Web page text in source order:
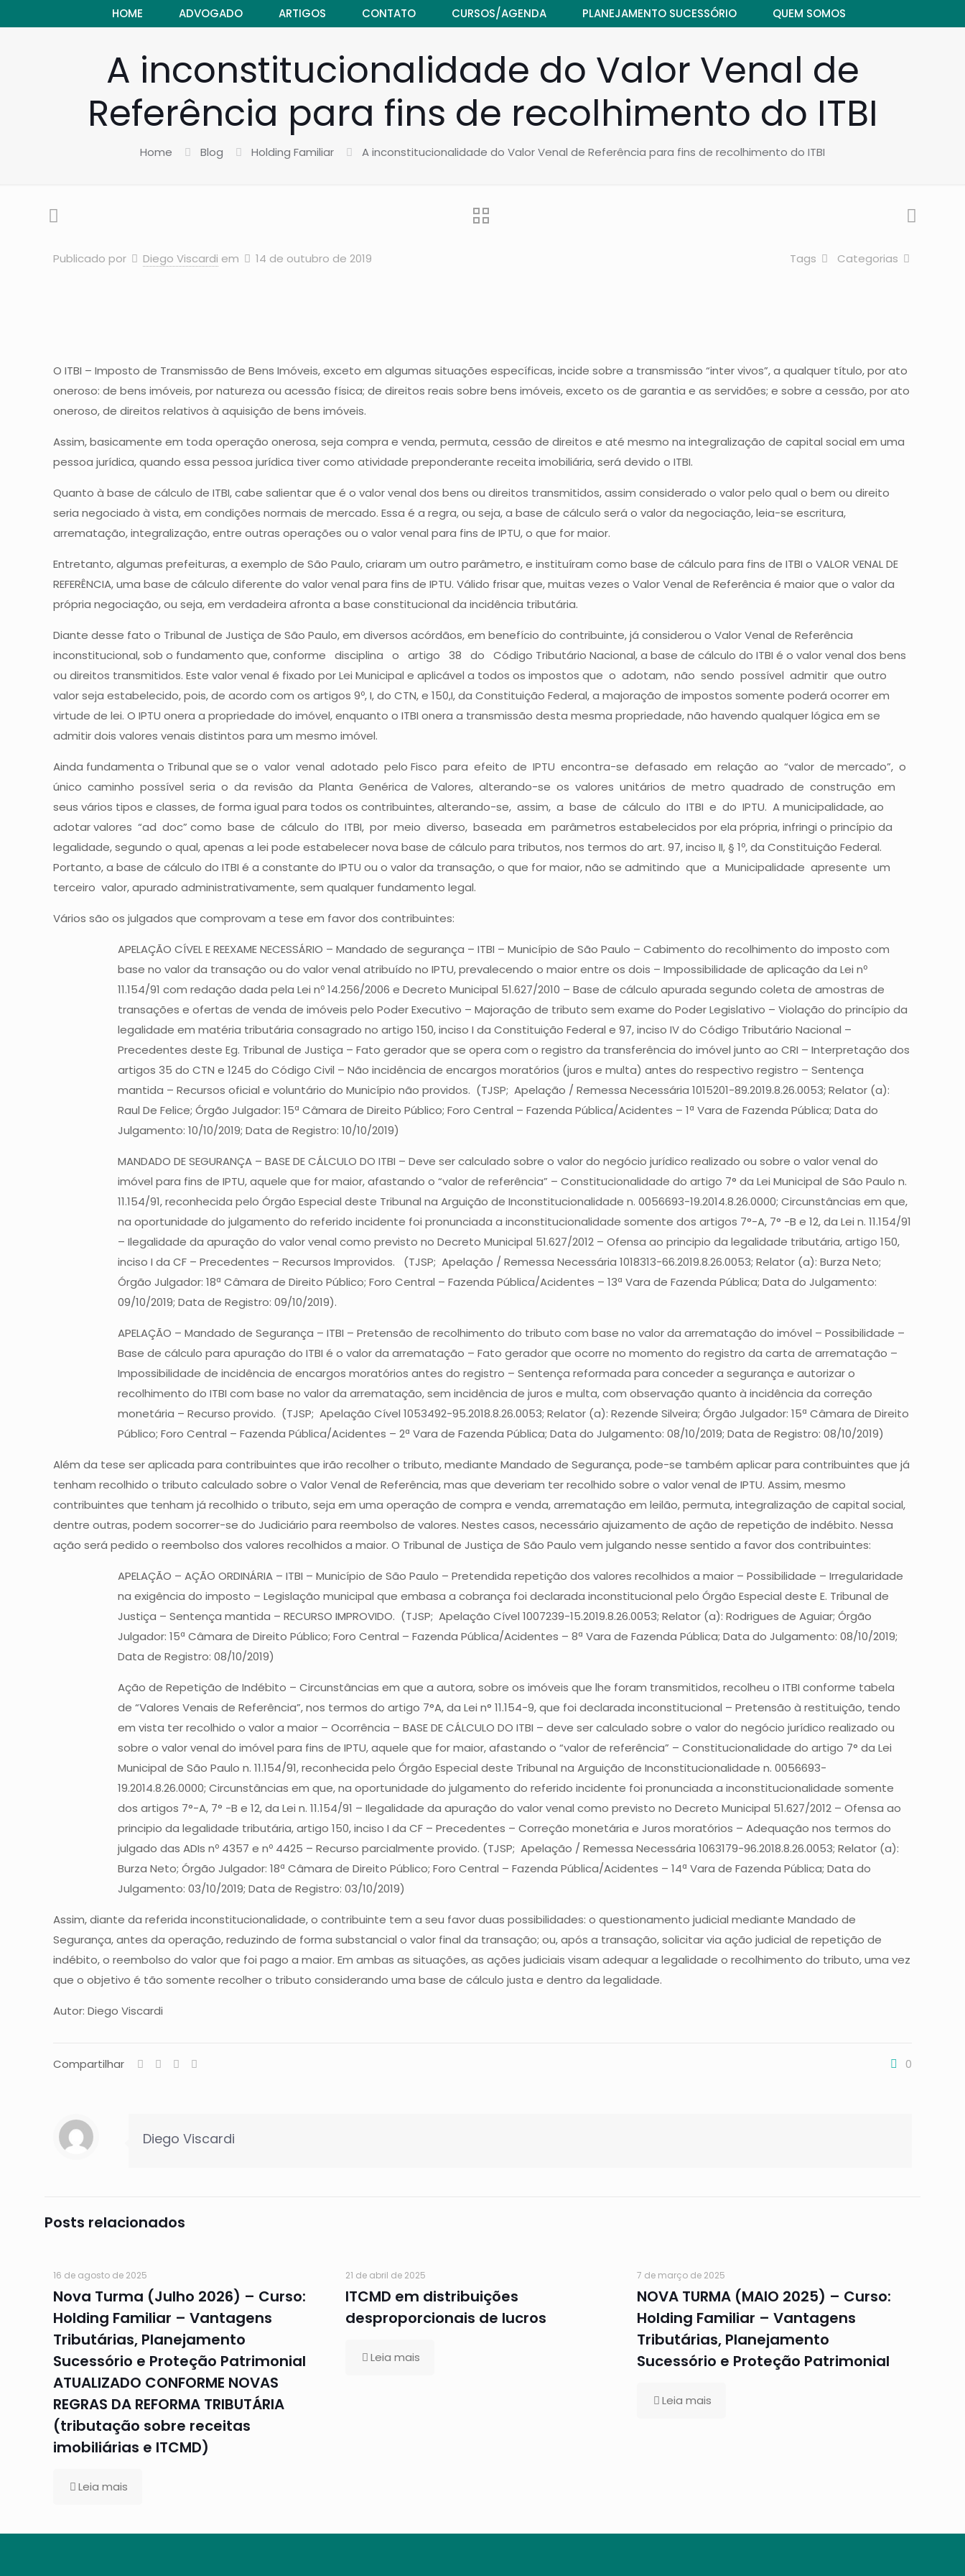
HOME ADVOGADO ARTIGOS CONTATO CURSOS/AGENDA PLANEJAMENTO SUCESSÓRIO QUEM SOMOS
A inconstitucionalidade do Valor Venal de
Referência para fins de recolhimento do ITBI
Home Blog Holding Familiar A inconstitucionalidade do Valor Venal de Referência para fins de recolhimento do ITBI
Publicado por Diego Viscardi em 14 de outubro de 2019 Categorias
Tags
O ITBI – Imposto de Transmissão de Bens Imóveis, exceto em algumas situações específicas, incide sobre a transmissão “inter vivos”, a qualquer título, por ato
oneroso: de bens imóveis, por natureza ou acessão física; de direitos reais sobre bens imóveis, exceto os de garantia e as servidões; e sobre a cessão, por ato
oneroso, de direitos relativos à aquisição de bens imóveis.
Assim, basicamente em toda operação onerosa, seja compra e venda, permuta, cessão de direitos e até mesmo na integralização de capital social em uma
pessoa jurídica, quando essa pessoa jurídica tiver como atividade preponderante receita imobiliária, será devido o ITBI.
Quanto à base de cálculo de ITBI, cabe salientar que é o valor venal dos bens ou direitos transmitidos, assim considerado o valor pelo qual o bem ou direito
seria negociado à vista, em condições normais de mercado. Essa é a regra, ou seja, a base de cálculo será o valor da negociação, leia-se escritura,
arrematação, integralização, entre outras operações ou o valor venal para fins de IPTU, o que for maior.
Entretanto, algumas prefeituras, a exemplo de São Paulo, criaram um outro parâmetro, e instituíram como base de cálculo para fins de ITBI o VALOR VENAL DE
REFERÊNCIA, uma base de cálculo diferente do valor venal para fins de IPTU. Válido frisar que, muitas vezes o Valor Venal de Referência é maior que o valor da
própria negociação, ou seja, em verdadeira afronta a base constitucional da incidência tributária.
Diante desse fato o Tribunal de Justiça de São Paulo, em diversos acórdãos, em benefício do contribuinte, já considerou o Valor Venal de Referência
inconstitucional, sob o fundamento que, conforme disciplina o artigo 38 do Código Tributário Nacional, a base de cálculo do ITBI é o valor venal dos bens
ou direitos transmitidos. Este valor venal é fixado por Lei Municipal e aplicável a todos os impostos que o adotam, não sendo possível admitir que outro
valor seja estabelecido, pois, de acordo com os artigos 9º, I, do CTN, e 150,I, da Constituição Federal, a majoração de impostos somente poderá ocorrer em
virtude de lei. O IPTU onera a propriedade do imóvel, enquanto o ITBI onera a transmissão desta mesma propriedade, não havendo qualquer lógica em se
admitir dois valores venais distintos para um mesmo imóvel.
Ainda fundamenta o Tribunal que se o valor venal adotado pelo Fisco para efeito de IPTU encontra-se defasado em relação ao “valor de mercado”, o
único caminho possível seria o da revisão da Planta Genérica de Valores, alterando-se os valores unitários de metro quadrado de construção em
seus vários tipos e classes, de forma igual para todos os contribuintes, alterando-se, assim, a base de cálculo do ITBI e do IPTU. A municipalidade, ao
adotar valores “ad doc” como base de cálculo do ITBI, por meio diverso, baseada em parâmetros estabelecidos por ela própria, infringi o princípio da
legalidade, segundo o qual, apenas a lei pode estabelecer nova base de cálculo para tributos, nos termos do art. 97, inciso II, § 1º, da Constituição Federal.
Portanto, a base de cálculo do ITBI é a constante do IPTU ou o valor da transação, o que for maior, não se admitindo que a Municipalidade apresente um
terceiro valor, apurado administrativamente, sem qualquer fundamento legal.
Vários são os julgados que comprovam a tese em favor dos contribuintes:
APELAÇÃO CÍVEL E REEXAME NECESSÁRIO – Mandado de segurança – ITBI – Município de São Paulo – Cabimento do recolhimento do imposto com
base no valor da transação ou do valor venal atribuído no IPTU, prevalecendo o maior entre os dois – Impossibilidade de aplicação da Lei nº
11.154/91 com redação dada pela Lei nº 14.256/2006 e Decreto Municipal 51.627/2010 – Base de cálculo apurada segundo coleta de amostras de
transações e ofertas de venda de imóveis pelo Poder Executivo – Majoração de tributo sem exame do Poder Legislativo – Violação do princípio da
legalidade em matéria tributária consagrado no artigo 150, inciso I da Constituição Federal e 97, inciso IV do Código Tributário Nacional –
Precedentes deste Eg. Tribunal de Justiça – Fato gerador que se opera com o registro da transferência do imóvel junto ao CRI – Interpretação dos
artigos 35 do CTN e 1245 do Código Civil – Não incidência de encargos moratórios (juros e multa) antes do respectivo registro – Sentença
mantida – Recursos oficial e voluntário do Município não providos. (TJSP; Apelação / Remessa Necessária 1015201-89.2019.8.26.0053; Relator (a):
Raul De Felice; Órgão Julgador: 15ª Câmara de Direito Público; Foro Central – Fazenda Pública/Acidentes – 1ª Vara de Fazenda Pública; Data do
Julgamento: 10/10/2019; Data de Registro: 10/10/2019)
MANDADO DE SEGURANÇA – BASE DE CÁLCULO DO ITBI – Deve ser calculado sobre o valor do negócio jurídico realizado ou sobre o valor venal do
imóvel para fins de IPTU, aquele que for maior, afastando o “valor de referência” – Constitucionalidade do artigo 7° da Lei Municipal de São Paulo n.
11.154/91, reconhecida pelo Órgão Especial deste Tribunal na Arguição de Inconstitucionalidade n. 0056693-19.2014.8.26.0000; Circunstâncias em que,
na oportunidade do julgamento do referido incidente foi pronunciada a inconstitucionalidade somente dos artigos 7°-A, 7° -B e 12, da Lei n. 11.154/91
– Ilegalidade da apuração do valor venal como previsto no Decreto Municipal 51.627/2012 – Ofensa ao principio da legalidade tributária, artigo 150,
inciso I da CF – Precedentes – Recursos Improvidos. (TJSP; Apelação / Remessa Necessária 1018313-66.2019.8.26.0053; Relator (a): Burza Neto;
Órgão Julgador: 18ª Câmara de Direito Público; Foro Central – Fazenda Pública/Acidentes – 13ª Vara de Fazenda Pública; Data do Julgamento:
09/10/2019; Data de Registro: 09/10/2019).
APELAÇÃO – Mandado de Segurança – ITBI – Pretensão de recolhimento do tributo com base no valor da arrematação do imóvel – Possibilidade –
Base de cálculo para apuração do ITBI é o valor da arrematação – Fato gerador que ocorre no momento do registro da carta de arrematação –
Impossibilidade de incidência de encargos moratórios antes do registro – Sentença reformada para conceder a segurança e autorizar o
recolhimento do ITBI com base no valor da arrematação, sem incidência de juros e multa, com observação quanto à incidência da correção
monetária – Recurso provido. (TJSP; Apelação Cível 1053492-95.2018.8.26.0053; Relator (a): Rezende Silveira; Órgão Julgador: 15ª Câmara de Direito
Público; Foro Central – Fazenda Pública/Acidentes – 2ª Vara de Fazenda Pública; Data do Julgamento: 08/10/2019; Data de Registro: 08/10/2019)
Além da tese ser aplicada para contribuintes que irão recolher o tributo, mediante Mandado de Segurança, pode-se também aplicar para contribuintes que já
tenham recolhido o tributo calculado sobre o Valor Venal de Referência, mas que deveriam ter recolhido sobre o valor venal de IPTU. Assim, mesmo
contribuintes que tenham já recolhido o tributo, seja em uma operação de compra e venda, arrematação em leilão, permuta, integralização de capital social,
dentre outras, podem socorrer-se do Judiciário para reembolso de valores. Nestes casos, necessário ajuizamento de ação de repetição de indébito. Nessa
ação será pedido o reembolso dos valores recolhidos a maior. O Tribunal de Justiça de São Paulo vem julgando nesse sentido a favor dos contribuintes:
APELAÇÃO – AÇÃO ORDINÁRIA – ITBI – Município de São Paulo – Pretendida repetição dos valores recolhidos a maior – Possibilidade – Irregularidade
na exigência do imposto – Legislação municipal que embasa a cobrança foi declarada inconstitucional pelo Órgão Especial deste E. Tribunal de
Justiça – Sentença mantida – RECURSO IMPROVIDO. (TJSP; Apelação Cível 1007239-15.2019.8.26.0053; Relator (a): Rodrigues de Aguiar; Órgão
Julgador: 15ª Câmara de Direito Público; Foro Central – Fazenda Pública/Acidentes – 8ª Vara de Fazenda Pública; Data do Julgamento: 08/10/2019;
Data de Registro: 08/10/2019)
Ação de Repetição de Indébito – Circunstâncias em que a autora, sobre os imóveis que lhe foram transmitidos, recolheu o ITBI conforme tabela
de “Valores Venais de Referência”, nos termos do artigo 7°A, da Lei n° 11.154-9, que foi declarada inconstitucional – Pretensão à restituição, tendo
em vista ter recolhido o valor a maior – Ocorrência – BASE DE CÁLCULO DO ITBI – deve ser calculado sobre o valor do negócio jurídico realizado ou
sobre o valor venal do imóvel para fins de IPTU, aquele que for maior, afastando o “valor de referência” – Constitucionalidade do artigo 7° da Lei
Municipal de São Paulo n. 11.154/91, reconhecida pelo Órgão Especial deste Tribunal na Arguição de Inconstitucionalidade n. 0056693-
19.2014.8.26.0000; Circunstâncias em que, na oportunidade do julgamento do referido incidente foi pronunciada a inconstitucionalidade somente
dos artigos 7°-A, 7° -B e 12, da Lei n. 11.154/91 – Ilegalidade da apuração do valor venal como previsto no Decreto Municipal 51.627/2012 – Ofensa ao
principio da legalidade tributária, artigo 150, inciso I da CF – Precedentes – Correção monetária e Juros moratórios – Adequação nos termos do
julgado das ADIs nº 4357 e nº 4425 – Recurso parcialmente provido. (TJSP; Apelação / Remessa Necessária 1063179-96.2018.8.26.0053; Relator (a):
Burza Neto; Órgão Julgador: 18ª Câmara de Direito Público; Foro Central – Fazenda Pública/Acidentes – 14ª Vara de Fazenda Pública; Data do
Julgamento: 03/10/2019; Data de Registro: 03/10/2019)
Assim, diante da referida inconstitucionalidade, o contribuinte tem a seu favor duas possibilidades: o questionamento judicial mediante Mandado de
Segurança, antes da operação, reduzindo de forma substancial o valor final da transação; ou, após a transação, solicitar via ação judicial de repetição de
indébito, o reembolso do valor que foi pago a maior. Em ambas as situações, as ações judiciais visam adequar a legalidade o recolhimento do tributo, uma vez
que o objetivo é tão somente recolher o tributo considerando uma base de cálculo justa e dentro da legalidade.
Autor: Diego Viscardi
Compartilhar 0
Diego Viscardi
Posts relacionados
16 de agosto de 2025
Nova Turma (Julho 2026) – Curso:
Holding Familiar – Vantagens
Tributárias, Planejamento
Sucessório e Proteção Patrimonial
ATUALIZADO CONFORME NOVAS
REGRAS DA REFORMA TRIBUTÁRIA
(tributação sobre receitas
imobiliárias e ITCMD)
Leia mais
21 de abril de 2025
ITCMD em distribuições
desproporcionais de lucros
Leia mais
7 de março de 2025
NOVA TURMA (MAIO 2025) – Curso:
Holding Familiar – Vantagens
Tributárias, Planejamento
Sucessório e Proteção Patrimonial
Leia mais